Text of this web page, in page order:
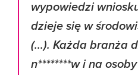
wypowiedzi
dzieje się w
(...). Każda branża
n********w i na